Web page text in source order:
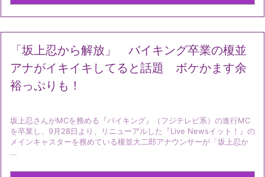
「坂上忍から解放」 バイキング卒業の榎並
アナがイキイキしてると話題 ボケかます余
裕っぷりも！
坂上忍さんがMCを務める『バイキング』（フジテレビ系）の進行MC
を卒業し、9月28日より、リニューアルした『Live Newsイット！』の
メインキャスターを務めている榎並大二郎アナウンサーが「坂上忍か
...